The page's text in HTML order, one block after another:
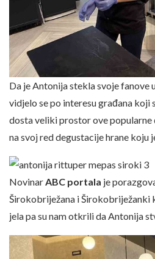
Da je Antonija stekla svoje fanove
vidjelo se po interesu građana koji
dosta veliki prostor ove
na svoj red degustacije hrane koju
NovinarABC portala je
Širokobriježana i Širokobriježanki
jela pa su nam otkrili da Antonija